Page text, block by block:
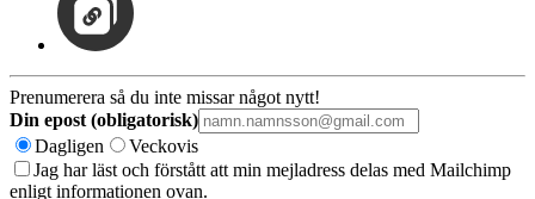
Prenumerera så du inte missar något nytt!
Din epost (obligatorisk)
Dagligen
Veckovis
Jag har läst och förstått att min mejladress delas med Mailchimp
enligt informationen ovan.